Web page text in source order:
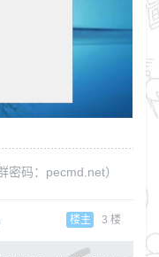
密码：pecmd.net）
楼主 3 楼